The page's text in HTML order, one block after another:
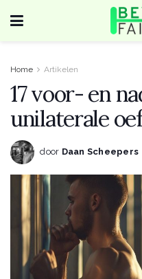
Home Artikelen
17 voor- en
unilaterale
door Daan Scheepers